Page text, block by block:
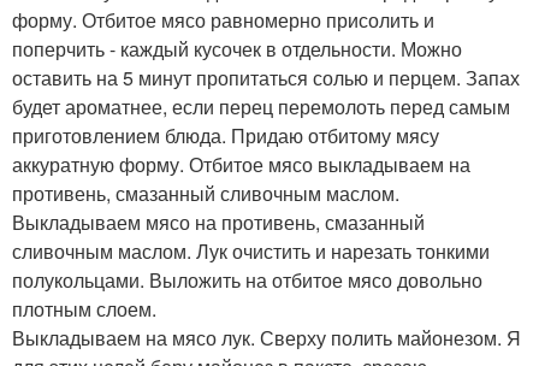
форму. Отбитое мясо равномерно присолить и
поперчить - каждый кусочек в отдельности. Можно
оставить на 5 минут пропитаться солью и перцем. Запах
будет ароматнее, если перец перемолоть перед самым
приготовлением блюда. Придаю отбитому мясу
аккуратную форму. Отбитое мясо выкладываем на
противень, смазанный сливочным маслом.
Выкладываем мясо на противень, смазанный
сливочным маслом. Лук очистить и нарезать тонкими
полукольцами. Выложить на отбитое мясо довольно
плотным слоем.
Выкладываем на мясо лук. Сверху полить майонезом. Я